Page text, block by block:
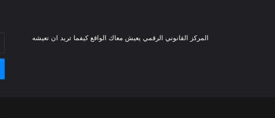
المركز القانوني الرقمي يعيش معاك الواقع كيفما تريد ان تعيشه